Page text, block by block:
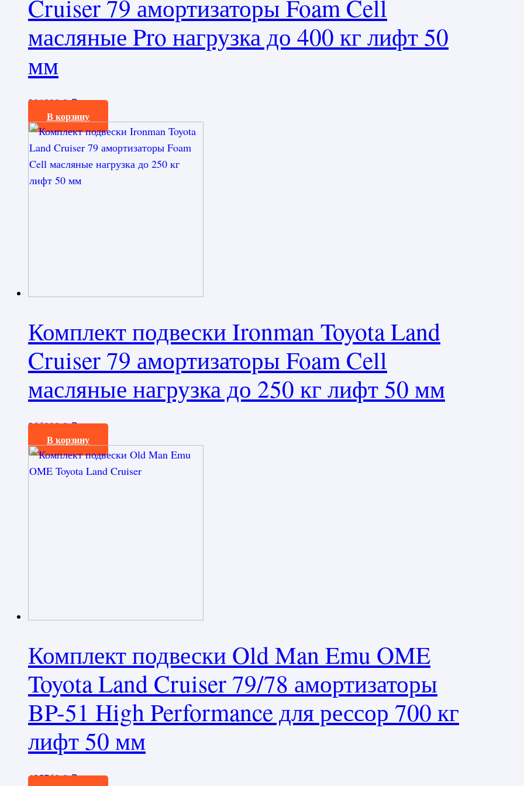
Cruiser 79 амортизаторы Foam Cell
масляные Pro нагрузка до 400 кг лифт 50
мм
281800,0₽
В корзину
Комплект подвески Ironman Toyota Land
Cruiser 79 амортизаторы Foam Cell
масляные нагрузка до 250 кг лифт 50 мм
266000,0₽
В корзину
Комплект подвески Old Man Emu OME
Toyota Land Cruiser 79/78 амортизаторы
BP-51 High Performance для рессор 700 кг
лифт 50 мм
425760,0₽